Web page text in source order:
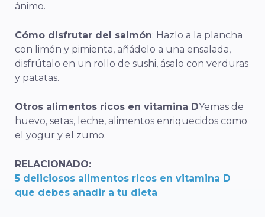
ánimo.
Cómo disfrutar del salmón: Hazlo a la plancha
con limón y pimienta, añádelo a una ensalada,
disfrútalo en un rollo de sushi, ásalo con verduras
y patatas.
Otros alimentos ricos en vitamina DYemas de
huevo, setas, leche, alimentos enriquecidos como
el yogur y el zumo.
RELACIONADO:
5 deliciosos alimentos ricos en vitamina D
que debes añadir a tu dieta